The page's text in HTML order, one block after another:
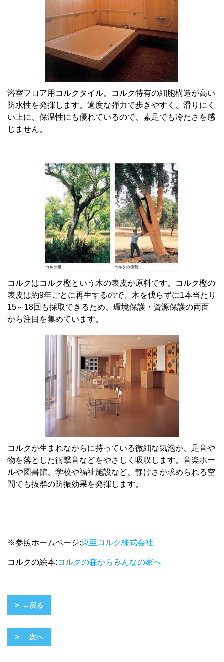
浴室フロア用コルクタイル。コルク特有の細胞構造が高い
防水性を発揮します。適度な弾力で歩きやすく、滑りにく
い上に、保温性にも優れているので、素足でも冷たさを感
じません。
コルクはコルク樫という木の表皮が原料です。コルク樫の
表皮は約9年ごとに再生するので、木を伐らずに1本当たり
15～18回も採取できるため、環境保護・資源保護の両面
から注目を集めています。
コルクが生まれながらに持っている微細な気泡が、足音や
物を落とした衝撃音などをやさしく吸収します。音楽ホー
ルや図書館、学校や福祉施設など、静けさが求められる空
間でも抜群の防振効果を発揮します。
※参照ホームページ:東亜コルク株式会社
コルクの絵本:コルクの森からみんなの家へ
←戻る
→次へ